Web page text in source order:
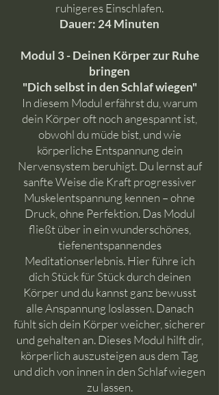
ruhigeres Einschlafen.
Dauer: 24 Minuten
Modul 3 - Deinen Körper zur Ruhe
bringen
"Dich selbst in den Schlaf wiegen"
In diesem Modul erfährst du, warum
dein Körper oft noch angespannt ist,
obwohl du müde bist, und wie
körperliche Entspannung dein
Nervensystem beruhigt. Du lernst auf
sanfte Weise die Kraft progressiver
Muskelentspannung kennen – ohne
Druck, ohne Perfektion. Das Modul
fließt über in ein wunderschönes,
tiefenentspannendes
Meditationserlebnis. Hier führe ich
dich Stück für Stück durch deinen
Körper und du kannst ganz bewusst
alle Anspannung loslassen. Danach
fühlt sich dein Körper weicher, sicherer
und gehalten an. Dieses Modul hilft dir,
körperlich auszusteigen aus dem Tag
und dich von innen in den Schlaf wiegen
zu lassen.